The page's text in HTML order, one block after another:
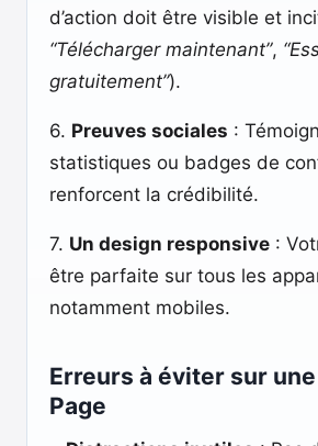
d’action doit être visible et
“Télécharger maintenant”,
gratuitement”).
6. Preuves sociales :
statistiques ou badges de
renforcent la crédibilité.
7. Un design responsive :
être parfaite sur tous les
notamment mobiles.
Erreurs à éviter sur
Page